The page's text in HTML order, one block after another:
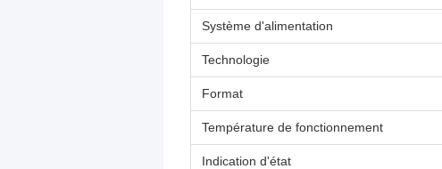
Système d'alimentation
Technologie
Format
Température de fonctionnement
Indication d'état